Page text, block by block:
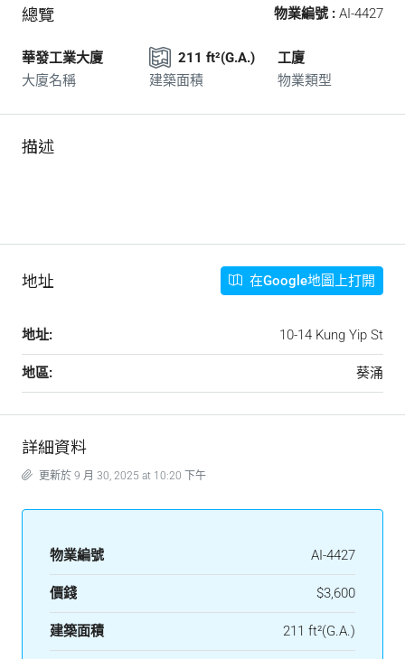
總覽 物業編號 : AI-4427
華發工業大廈
大廈名稱
211 ft²(G.A.)
建築面積
工廈
物業類型
描述
地址 在Google地圖上打開
地址: 10-14 Kung Yip St
地區: 葵涌
詳細資料
更新於 9 月 30, 2025 at 10:20 下午
物業編號 AI-4427
價錢 $3,600
建築面積 211 ft²(G.A.)